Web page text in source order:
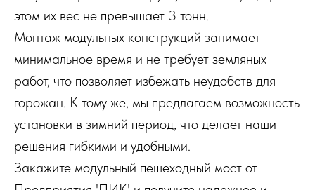
этом их вес не превышает 3 тонн.
Монтаж модульных конструкций занимает
минимальное время и не требует земляных
работ, что позволяет избежать неудобств для
горожан. К тому же, мы предлагаем возможность
установки в зимний период, что делает наши
решения гибкими и удобными.
Закажите модульный пешеходный мост от